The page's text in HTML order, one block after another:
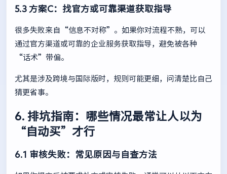
5.3 方案C：找官方或可靠渠道获取指导
很多失败来自“信息不对称”。如果你对流程不熟，可以
通过官方渠道或可靠的企业服务获取指导，避免被各种
“话术”带偏。
尤其是涉及跨境与国际版时，规则可能更细，问清楚比自己
猜更省事。
6. 排坑指南：哪些情况最常让人以为
“自动买”才行
6.1 审核失败：常见原因与自查方法